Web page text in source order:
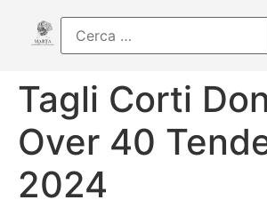
Tagli Corti
Over 40
2024